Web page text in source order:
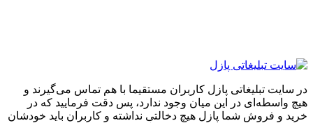
در سایت تبلیغاتی پازل کاربران مستقیما با هم تماس می‌گیرند و
هیچ واسطه‌ای در این میان وجود ندارد، پس دقت فرمایید که در
خرید و فروشِ شما پازل هیچ دخالتی نداشته و کاربران باید خودشان